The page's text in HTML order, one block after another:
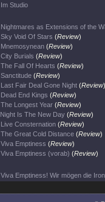
Im Studio
Nightmares as Extensions of the
Sky Void Of Stars (Review)
Mnemosynean (Review)
City Burials (Review)
The Fall Of Hearts (Review)
Sanctitude (Review)
Last Fair Deal Gone Night (Review)
Dead End Kings (Review)
The Longest Year (Review)
Night Is The New Day (Review)
Live Consternation (Review)
The Great Cold Distance (Review)
Viva Emptiness (Review)
Viva Emptiness (vorab) (Review)
Viva Emptiness! Wir mögen die